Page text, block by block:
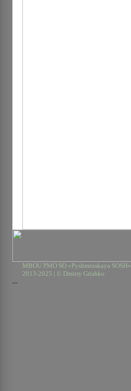
MBOU PMO SO «Pyshminskaya SOSH»
2013-2025 | © Dmitry Grishko
--